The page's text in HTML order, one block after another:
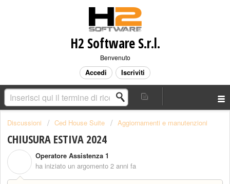
H2 Software S.r.l.
Benvenuto
Accedi Iscriviti
Discussioni Ced House Suite Aggiornamenti e manutenzioni
CHIUSURA ESTIVA 2024
Operatore Assistenza 1
ha iniziato un argomento 2 anni fa